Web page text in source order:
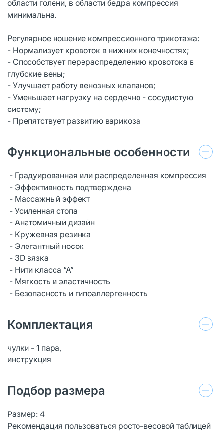
области голени, в области бедра компрессия
минимальна.
Регулярное ношение компрессионного трикотажа:
- Нормализует кровоток в нижних конечностях;
- Способствует перераспределению кровотока в
глубокие вены;
- Улучшает работу венозных клапанов;
- Уменьшает нагрузку на сердечно - сосудистую
систему;
- Препятствует развитию варикоза
Функциональные особенности
- Градуированная или распределенная компрессия
- Эффективность подтверждена
- Массажный эффект
- Усиленная стопа
- Анатомичный дизайн
- Кружевная резинка
- Элегантный носок
- 3D вязка
- Нити класса “А”
- Мягкость и эластичность
- Безопасность и гипоаллергенность
Комплектация
чулки - 1 пара,
инструкция
Подбор размера
Размер: 4
Рекомендация пользоваться росто-весовой таблицей